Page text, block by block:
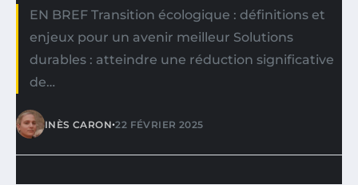
EN BREF Transition écologique : définitions et
enjeux pour un avenir meilleur Solutions
durables : atteindre une réduction significative
de…
INÈS CARON•22 FÉVRIER 2025